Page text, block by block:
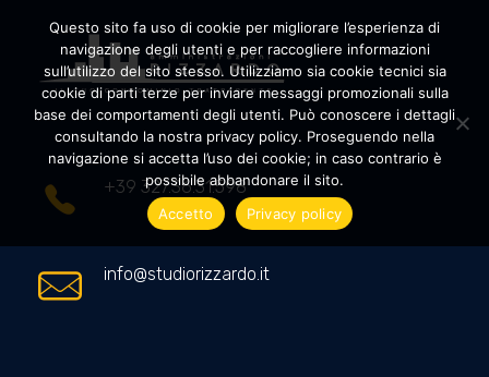
Amministrazioni Rizzardo
+39 327.36.31.598
info@studiorizzardo.it
Questo sito fa uso di cookie per migliorare l’esperienza di
navigazione degli utenti e per raccogliere informazioni
sull’utilizzo del sito stesso. Utilizziamo sia cookie tecnici sia
cookie di parti terze per inviare messaggi promozionali sulla
base dei comportamenti degli utenti. Può conoscere i dettagli
consultando la nostra privacy policy. Proseguendo nella
navigazione si accetta l’uso dei cookie; in caso contrario è
possibile abbandonare il sito.
Accetto
Privacy policy